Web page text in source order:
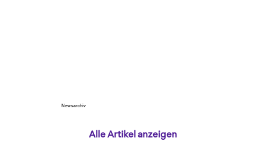
Newsarchiv
Alle Artikel anzeigen